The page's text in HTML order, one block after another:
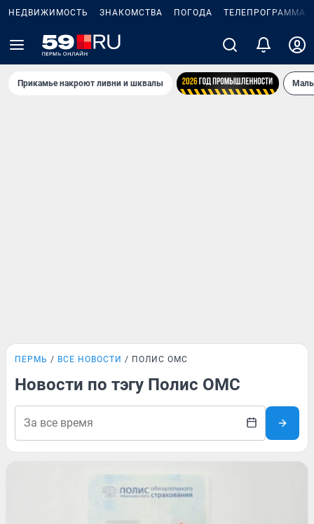
НЕДВИЖИМОСТЬ ЗНАКОМСТВА ПОГОДА ТЕЛЕПРОГРАММА
Прикамье накроют ливни и шквалы
ПЕРМЬ ВСЕ НОВОСТИ ПОЛИС ОМС
Новости по тэгу Полис ОМС